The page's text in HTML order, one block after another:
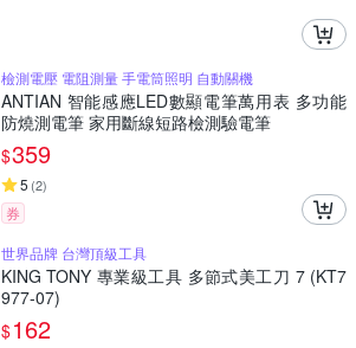
檢測電壓 電阻測量 手電筒照明 自動關機
ANTIAN 智能感應LED數顯電筆萬用表 多功能
防燒測電筆 家用斷線短路檢測驗電筆
$359
5 (2)
券
世界品牌 台灣頂級工具
KING TONY 專業級工具 多節式美工刀 7 (KT7
977-07)
$162